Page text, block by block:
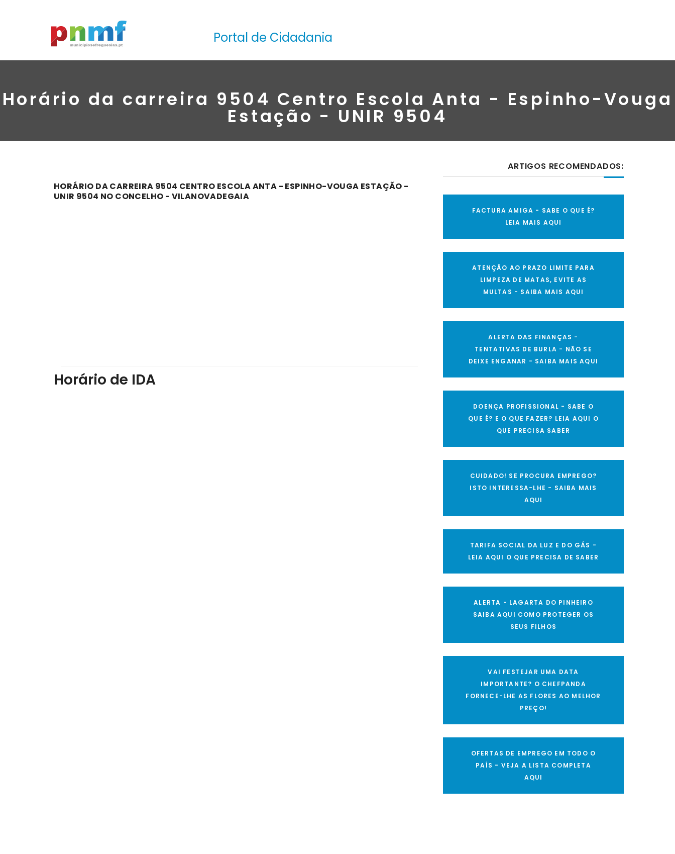
Portal de Cidadania
Horário da carreira 9504 Centro Escola Anta - Espinho-Vouga
Estação - UNIR 9504
HORÁRIO DA CARREIRA 9504 CENTRO ESCOLA ANTA - ESPINHO-VOUGA ESTAÇÃO -
UNIR 9504 NO CONCELHO - VILANOVADEGAIA
Horário de IDA
ARTIGOS RECOMENDADOS:
FACTURA AMIGA - SABE O QUE É?
LEIA MAIS AQUI
ATENÇÃO AO PRAZO LIMITE PARA
LIMPEZA DE MATAS, EVITE AS
MULTAS - SAIBA MAIS AQUI
ALERTA DAS FINANÇAS -
TENTATIVAS DE BURLA - NÃO SE
DEIXE ENGANAR - SAIBA MAIS AQUI
DOENÇA PROFISSIONAL - SABE O
QUE É? E O QUE FAZER? LEIA AQUI O
QUE PRECISA SABER
CUIDADO! SE PROCURA EMPREGO?
ISTO INTERESSA-LHE - SAIBA MAIS
AQUI
TARIFA SOCIAL DA LUZ E DO GÁS -
LEIA AQUI O QUE PRECISA DE SABER
ALERTA - LAGARTA DO PINHEIRO
SAIBA AQUI COMO PROTEGER OS
SEUS FILHOS
VAI FESTEJAR UMA DATA
IMPORTANTE? O CHEFPANDA
FORNECE-LHE AS FLORES AO MELHOR
PREÇO!
OFERTAS DE EMPREGO EM TODO O
PAÍS - VEJA A LISTA COMPLETA
AQUI